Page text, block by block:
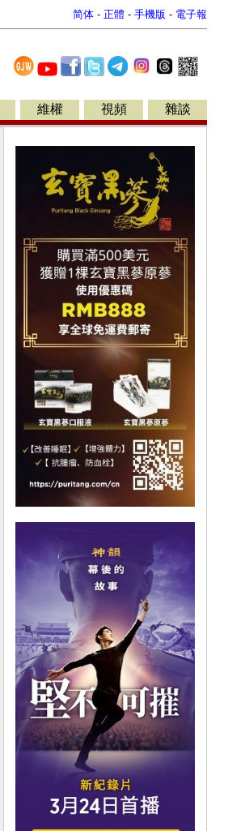
简体 - 正體 - 手機版 - 電子報
維權 視頻 雜談